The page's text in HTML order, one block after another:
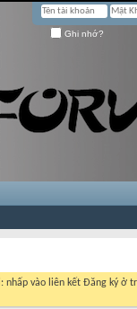
Ghi nhớ?
nhấp vào liên kết Đăng ký ở